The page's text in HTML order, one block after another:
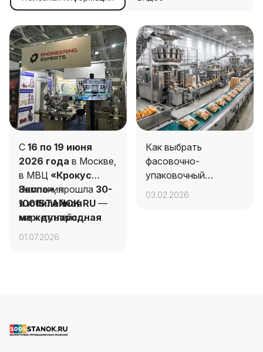
С 16 по 19 июня
2026 года в Москве,
в МВЦ «Крокус
Экспо», прошла 30-
я юбилейная
международная
выставка
игроков упаковочной
Компания
1001STANOK.RU —
маркетплейс
промышленных
13) оборудование от
01.07.2026
Как выбрать
фасовочно-
упаковочный
автомат для вашего
03.02.2026